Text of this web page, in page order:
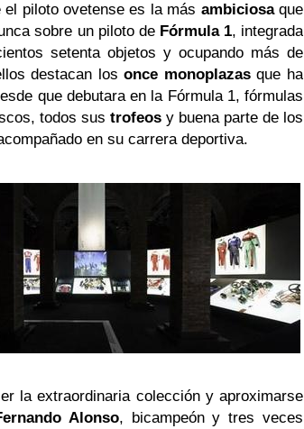
el piloto ovetense es la más ambiciosaque
sobre un piloto deFórmula 1, integrada
setenta objetos y ocupando más de
destacan losonce monoplazasque ha
que debutara en la Fórmula 1, fórmulas
todos sus trofeos y buena parte de los
en su carrera deportiva.
la extraordinaria colección y aproximarse
Alonso, bicampeón y tres veces